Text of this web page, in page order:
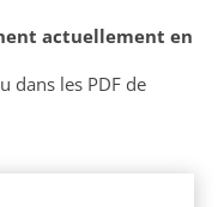
actuellement en
dans les PDF de